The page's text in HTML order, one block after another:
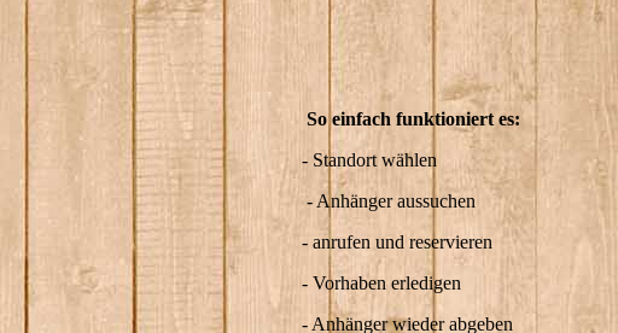
So einfach funktioniert es:
- Standort wählen
- Anhänger aussuchen
- anrufen und reservieren
- Vorhaben erledigen
- Anhänger wieder abgeben